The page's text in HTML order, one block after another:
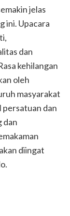
jelas
ini. Upacara
dan
kehilangan
oleh
masyarakat
persatuan dan
dan
diingat